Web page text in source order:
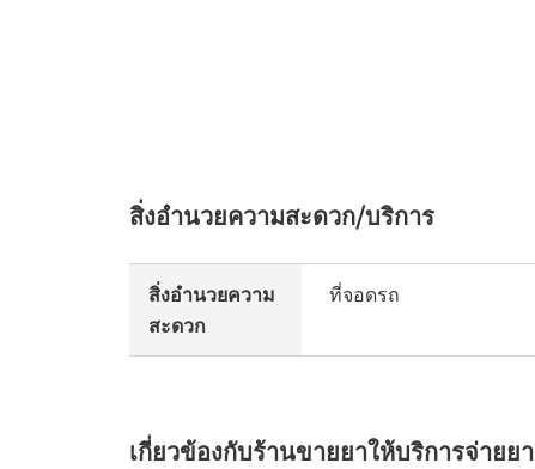
สิ่งอำนวยความสะดวก/บริการ
สิ่งอำนวยความ
สะดวก
ที่จอดรถ
เกี่ยวข้องกับร้านขายยาให้บริการจ่ายยา